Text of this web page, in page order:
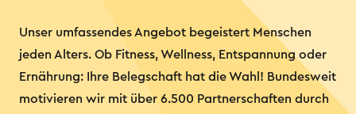
Unser umfassendes Angebot begeistert Menschen
jeden Alters. Ob Fitness, Wellness, Entspannung oder
Ernährung: Ihre Belegschaft hat die Wahl! Bundesweit
motivieren wir mit über 6.500 Partnerschaften durch